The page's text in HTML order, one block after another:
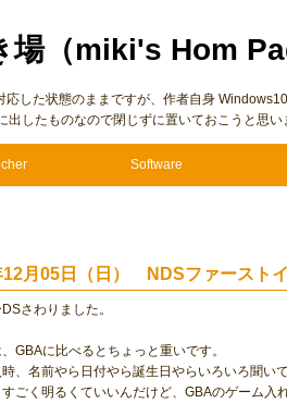
（miki's Hom
した状態のままですが、作者自身
したものなので閉じずに置いておこうと思い
Software
12月05日（日） NDSファースト
さわりました。
GBAに比べるとちょっと重いです。
、名前やら日付やら誕生日やらいろいろ聞いて
ごく明るくていいんだけど、GBAのゲーム入